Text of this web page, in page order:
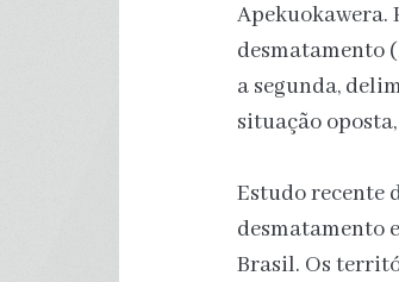
Apekuokawera.
desmatamento
a segunda,
situação
Estudo recente
desmatamento
Brasil. Os